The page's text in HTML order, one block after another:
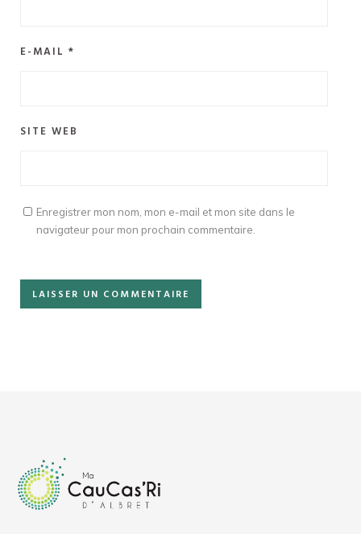
E-MAIL *
SITE WEB
Enregistrer mon nom, mon e-mail et mon site dans le
navigateur pour mon prochain commentaire.